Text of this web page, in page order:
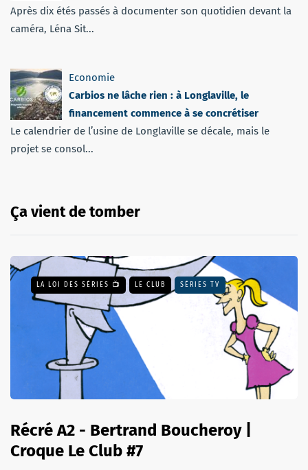
Après dix étés passés à documenter son quotidien devant la
caméra, Léna Sit...
Economie
Carbios ne lâche rien : à Longlaville, le
financement commence à se concrétiser
Le calendrier de l’usine de Longlaville se décale, mais le
projet se consol...
Ça vient de tomber
LA LOI DES SÉRIES 📺 LE CLUB SÉRIES TV
Récré A2 - Bertrand Boucheroy |
Croque Le Club #7